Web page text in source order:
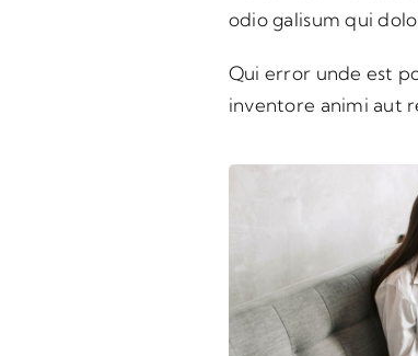
odio galisum qui
Qui error unde est
inventore animi aut